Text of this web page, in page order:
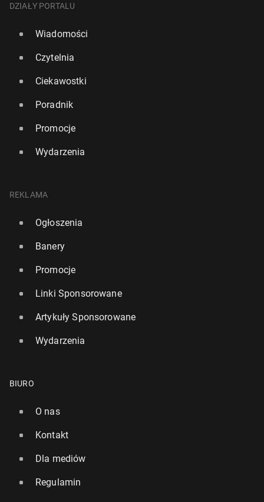
DZIAŁY PORTALU
Wiadomości
Czytelnia
Ciekawostki
Poradnik
Promocje
Wydarzenia
REKLAMA
Ogłoszenia
Banery
Promocje
Linki Sponsorowane
Artykuły Sponsorowane
Wydarzenia
BIURO
O nas
Kontakt
Dla mediów
Regulamin